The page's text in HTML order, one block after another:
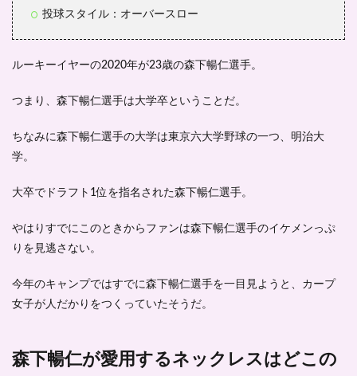
族構
は？
5
は開
ら好
狙
-ま
と
め-
投球スタイル：オーバースロー
ルーキーイヤーの2020年が23歳の森下暢仁選手。
つまり、森下暢仁選手は大学卒ということだ。
ちなみに森下暢仁選手の大学は東京六大学野球の一つ、明治大
学。
大卒でドラフト1位 を指名された森下暢仁選手。
やはりすでにこのときからファンは森下暢仁選手のイケメンっぷ
りを見逃さない。
今年のキャンプではすでに森下暢仁選手を一目見ようと、カープ
女子が人だかりをつくっていたそうだ。
森下暢仁が愛用するネックレスはどこの